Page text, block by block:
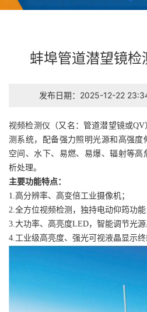
蚌埠管道潜望镜检
发布日期：2025-12-22
视频检测仪（又名：管道潜望镜或
测系统，配备强力照明光源和高强
空间、水下、易燃、易爆、辐射等
析处理。
主要功能特点：
1.高分辨率、高变倍工业摄像机；
2.全方位视频检测，独持电动仰筠功能
3.大功率、高亮度LED，智能调节光源
4.工业级高亮度、强光可视液晶显示终